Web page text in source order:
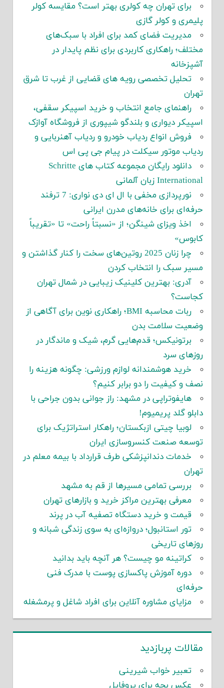
برای تهران چه کولری بهتر است؟ مقایسه کولر
پلیمری و کولر گازی
مدیریت فضای کمد برای افراد با سبک‌های
مختلف؛ راهکاری کاربردی برای نظم پایدار در
آشپزخانه
تحلیل تخصصی رویه های قضایی از غرب تا شرق
تهران
راهنمای جامع انتخاب و خرید اسپیکر سقفی،
اسپیکر دیواری و بلندگو شیپوری از فروشگاه آوازک
فروش انواع ردیاب خودرو و ردیاب آهنربایی و
ردیاب موتور سیکلت در پیام جی پی اس
دانلود رایگان مجموعه کتاب های Schritte
International زبان آلمانی
نورپردازی مخفی با ال ای دی نواری: 7 ترفند
حرفه‌ای برای خانه‌های مدرن ایرانی
اخذ ویزای شینگن؛ از «نسبتاً راحت» تا «تقریباً
کابوس»
چرا زنان 2025 روتین‌های سخت را کنار گذاشتن و
مسیر سبک را انتخاب کردن
آدری: بهترین کلینیک زیبایی در شمال تهران
کجاست؟
ربات محاسبه BMI؛ راهکاری نوین برای آگاهی از
وضعیت سلامت بدن
برتونیکس؛ قدم‌هایی گرم، شیک و ماندگار در
روزهای سرد
خرید هوشمندانه لوازم ورزشی: چگونه هزینه را
نصف و کیفیت را دو برابر کنیم؟
هایفوتراپی در مشهد: راز جوانی بدون جراحی با
دابلو گلد پریمیوم!
لوبیا چیتی ازبکستان؛ راهکار استراتژیک برای
توسعه صنعت کنسروسازی ایران
خدمات دندانپزشکی طرف قرارداد با بیمه معلم در
تهران
بررسی تمامی مسیرها از قم به مشهد
معرفی بهترین مراکز خرید و بازارهای تهران
قیمت و خرید دستگاه تصفیه آب در پرند
تور استانبول؛ دروازه‌ای به سوی زندگی شبانه و
روزهای تاریخی
کراتینه مو چیست؟ هر آنچه باید بدانید
دوره آموزش پاکسازی پوست با مدرک فنی
حرفه‌ای
مزایای مشاوره آنلاین برای افراد شاغل و پرمشغله
مقالات پربازدید
تعبیر خواب شیرینی
عکس بچه برای پروفایل